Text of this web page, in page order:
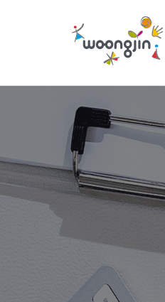
AICC | AI 고객상담 시스템
WIKL | AI 인사이트 플랫폼
AI웅수 | 그룹웨어 AI
SAP Joule
Mendix MAIA